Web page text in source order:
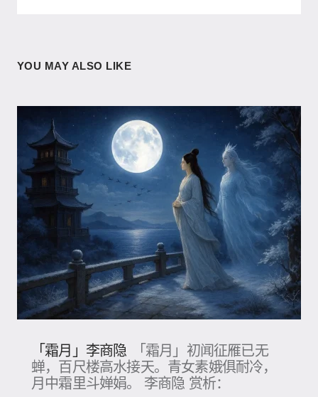
YOU MAY ALSO LIKE
「霜月」李商隐
「霜月」初闻征雁已无
蝉，百尺楼高水接天。青女素娥俱耐冷，
月中霜里斗婵娟​。 李商隐 赏析：